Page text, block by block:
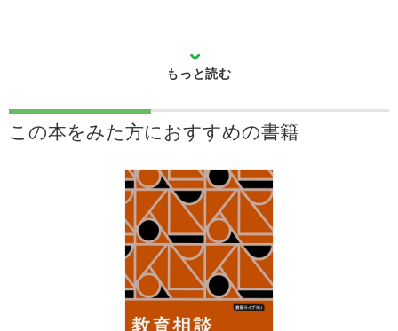
この本をみた方におすすめの書籍